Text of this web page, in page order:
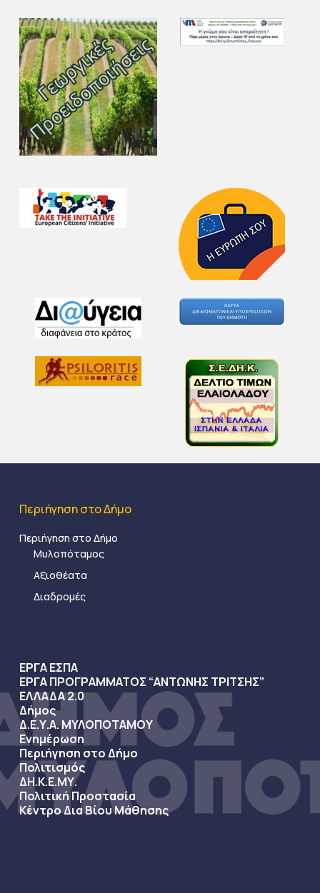
Περιήγηση στο Δήμο
Περιήγηση στο Δήμο
Μυλοπόταμος
Αξιοθέατα
Διαδρομές
ΕΡΓΑ ΕΣΠΑ
ΕΡΓΑ ΠΡΟΓΡΑΜΜΑΤΟΣ “ΑΝΤΩΝΗΣ ΤΡΙΤΣΗΣ”
ΕΛΛΑΔΑ 2.0
Δήμος
Δ.Ε.Υ.Α. ΜΥΛΟΠΟΤΑΜΟΥ
Ενημέρωση
Περιήγηση στο Δήμο
Πολιτισμός
ΔΗ.Κ.Ε.ΜΥ.
Πολιτική Προστασία
Κέντρο Δια Βίου Μάθησης